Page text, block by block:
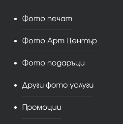
Фото печат
Фото Арт Център
Фото подаръци
Други фото услуги
Промоции